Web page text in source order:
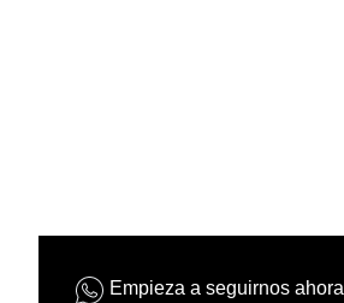
Empieza a seguirnos ahora